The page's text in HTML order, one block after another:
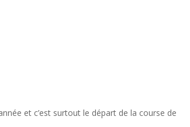
et c’est surtout le départ de la course de